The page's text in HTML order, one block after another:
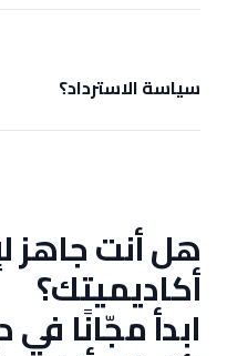
سياسة الاسترداد؟
هل أنت جاهز
أكاديميتك؟
ابدأ مجّانًا